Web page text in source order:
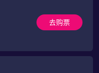
去购票